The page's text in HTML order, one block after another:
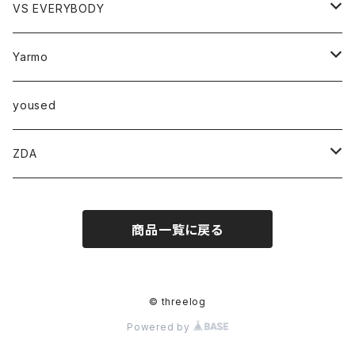
ボトム
スカート
トップス
ベスト
VS EVERYBODY
トップス
Ｔシャツ
Yarmo
アウター
コート
小物
yoused
ZDA
商品一覧に戻る
© threelog
Powered by